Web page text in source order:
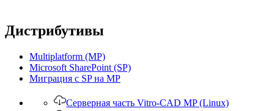
Дистрибутивы
Multiplatform (MP)
Microsoft SharePoint (SP)
Миграция с SP на MP
Серверная часть Vitro-CAD MP (Linux)